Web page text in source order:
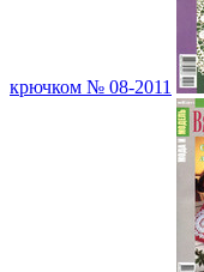
крючком № 08-2011